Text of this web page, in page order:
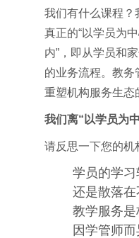
我们有什么课程？
真正的“以学员为
内”，即从学员和
的业务流程。教务
重塑机构服务生态
我们离“以学员为
请反思一下您的机
学员的学
还是散落在
教学服务是
因学管师而